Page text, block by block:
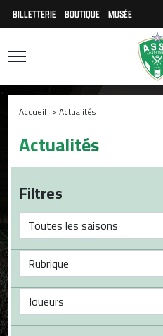
BILLETTERIE BOUTIQUE MUSÉE
Accueil > Actualités
Actualités
Filtres